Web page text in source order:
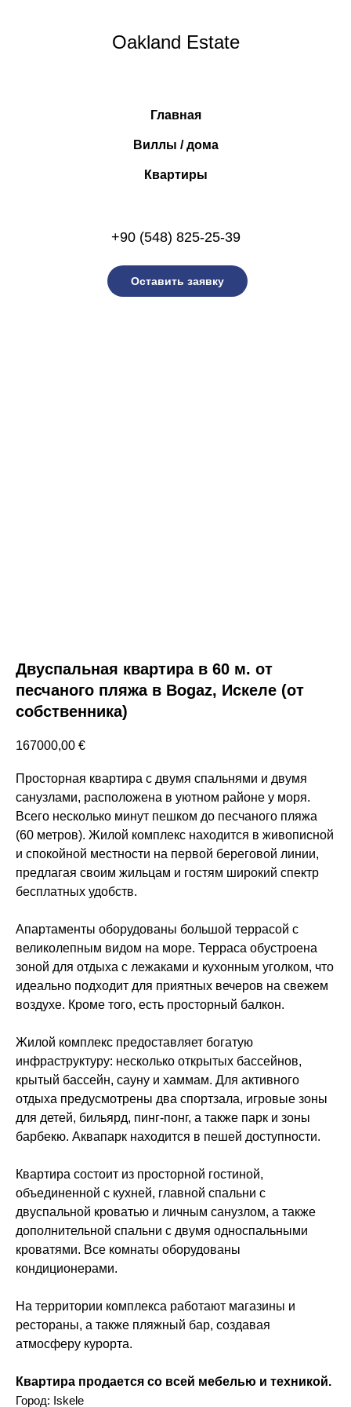
Oakland Estate
Главная
Виллы / дома
Квартиры
+90 (548) 825-25-39
Оставить заявку
Двуспальная квартира в 60 м. от
песчаного пляжа в Bogaz, Искеле (от
собственника)
167000,00 €
Просторная квартира с двумя спальнями и двумя
санузлами, расположена в уютном районе у моря.
Всего несколько минут пешком до песчаного пляжа
(60 метров). Жилой комплекс находится в живописной
и спокойной местности на первой береговой линии,
предлагая своим жильцам и гостям широкий спектр
бесплатных удобств.
Апартаменты оборудованы большой террасой с
великолепным видом на море. Терраса обустроена
зоной для отдыха с лежаками и кухонным уголком, что
идеально подходит для приятных вечеров на свежем
воздухе. Кроме того, есть просторный балкон.
Жилой комплекс предоставляет богатую
инфраструктуру: несколько открытых бассейнов,
крытый бассейн, сауну и хаммам. Для активного
отдыха предусмотрены два спортзала, игровые зоны
для детей, бильярд, пинг-понг, а также парк и зоны
барбекю. Аквапарк находится в пешей доступности.
Квартира состоит из просторной гостиной,
объединенной с кухней, главной спальни с
двуспальной кроватью и личным санузлом, а также
дополнительной спальни с двумя односпальными
кроватями. Все комнаты оборудованы
кондиционерами.
На территории комплекса работают магазины и
рестораны, а также пляжный бар, создавая
атмосферу курорта.
Квартира продается со всей мебелью и техникой.
Город: Iskele